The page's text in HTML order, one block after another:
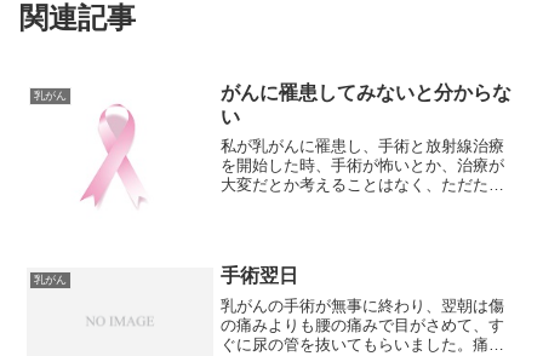
関連記事
乳がん
がんに罹患してみないと分からな
い
私が乳がんに罹患し、手術と放射線治療
を開始した時、手術が怖いとか、治療が
大変だとか考えることはなく、ただた
に副作用があるなんて、思い...
乳がん 手術翌日
乳がんの手術が無事に終わり、翌朝は傷
の痛みよりも腰の痛みで目がさめて、す
ぐに尿の管を抜いてもらいました。痛み